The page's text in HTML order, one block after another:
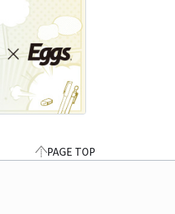
PAGE TOP